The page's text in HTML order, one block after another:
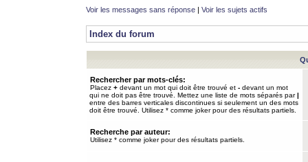
Voir les messages sans réponse | Voir les sujets actifs
Index du forum
Rechercher par mots-clés:
Placez + devant un mot qui doit être trouvé et - devant un mot
qui ne doit pas être trouvé. Mettez une liste de mots séparés par|
entre des barres verticales discontinues si seulement un des mots
doit être trouvé. Utilisez * comme joker pour des résultats partiels.
Recherche par auteur:
Utilisez * comme joker pour des résultats partiels.